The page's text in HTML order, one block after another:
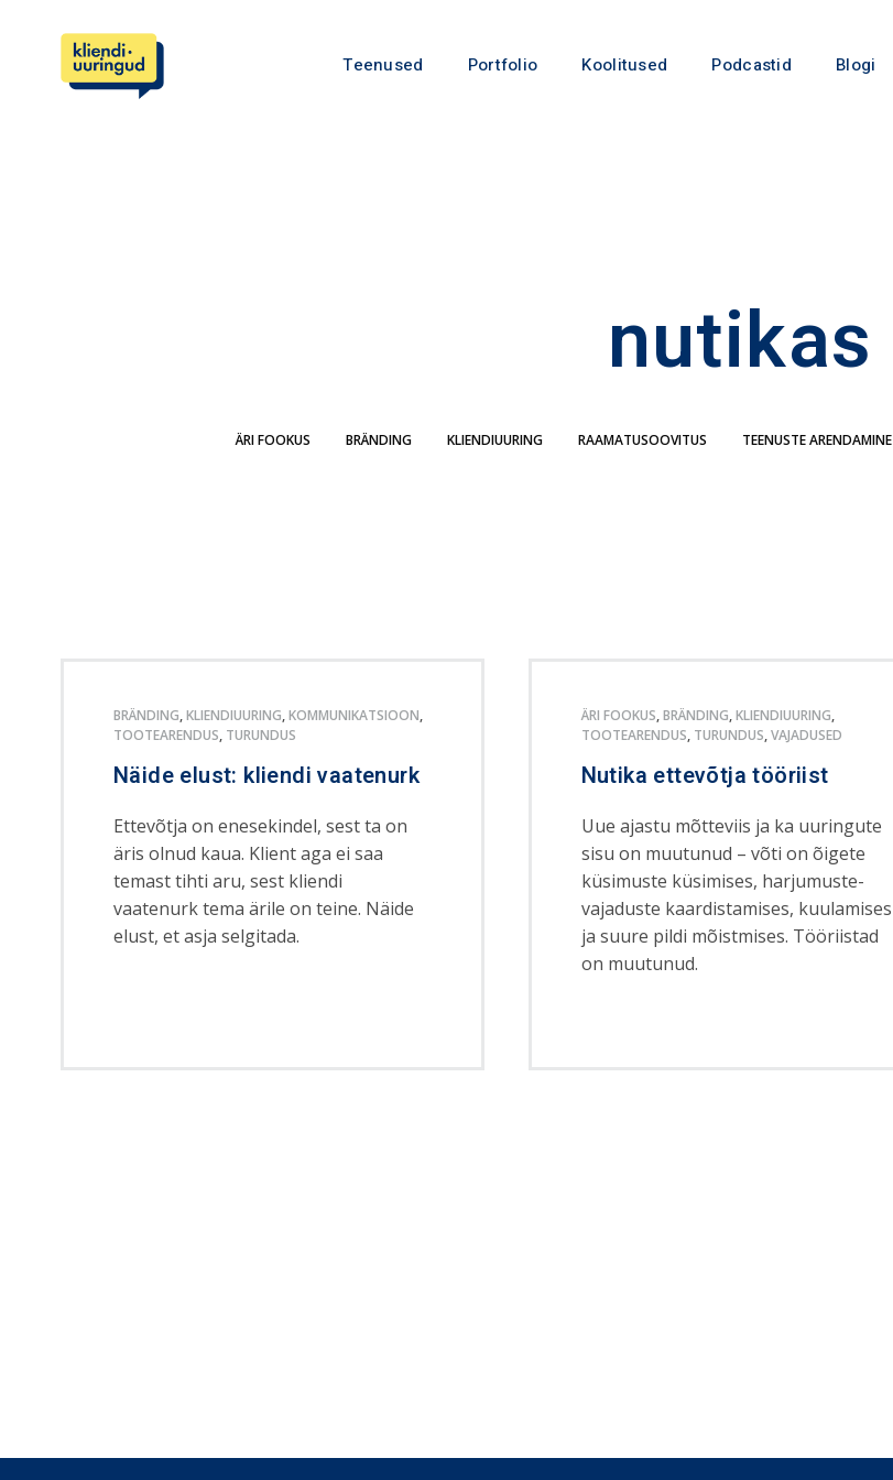
Teenused Portfolio Koolitused Podcastid Blogi
nutikas
ÄRI FOOKUS BRÄNDING KLIENDIUURING RAAMATUSOOVITUS TEENUSTE ARENDAMINE
BRÄNDING,KLIENDIUURING,KOMMUNIKATSIOON,
TOOTEARENDUS, TURUNDUS
Näide elust: kliendi vaatenurk
Ettevõtja on enesekindel, sest ta on
äris olnud kaua. Klient aga ei saa
temast tihti aru, sest kliendi
vaatenurk tema ärile on teine. Näide
elust, et asja selgitada.
ÄRI FOOKUS,BRÄNDING,KLIENDIUURING,
TOOTEARENDUS, TURUNDUS,VAJADUSED
Nutika ettevõtja tööriist
Uue ajastu mõtteviis ja ka uuringute
sisu on muutunud – võti on õigete
küsimuste küsimises, harjumuste-
vajaduste kaardistamises, kuulamises
ja suure pildi mõistmises. Tööriistad
on muutunud.